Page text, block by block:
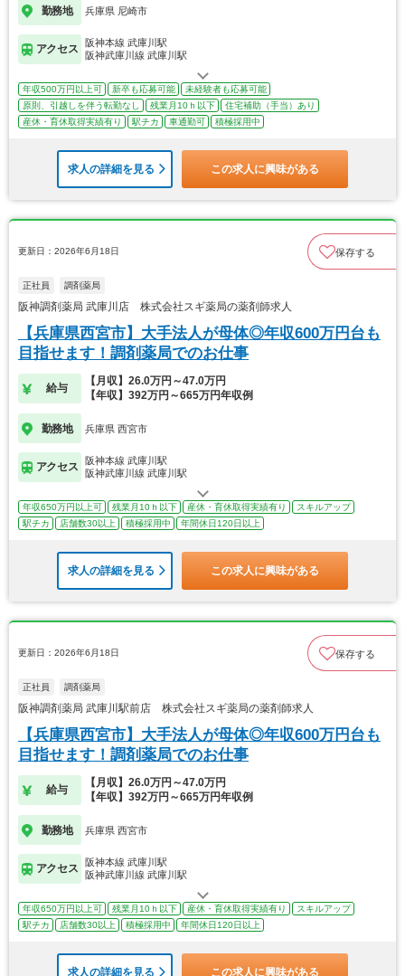
勤務地 兵庫県 尼崎市
アクセス
阪神本線 武庫川駅
阪神武庫川線 武庫川駅
年収500万円以上可 新卒も応募可能
未経験者も応募可能
原則、引越しを伴う転勤なし
残業月10ｈ以下
住宅補助（手当）あり
産休・育休取得実績有り
駅チカ 車通勤可 積極採用中
求人の詳細を見る この求人に興味がある
更新日：2026年6月18日 保存する
正社員 調剤薬局
阪神調剤薬局 武庫川店 株式会社スギ薬局の薬剤師求人
【兵庫県西宮市】大手法人が母体◎年収600万円台も
目指せます！調剤薬局でのお仕事
給与
【月収】26.0万円～47.0万円
【年収】392万円～665万円年収例
勤務地 兵庫県 西宮市
アクセス
阪神本線 武庫川駅
阪神武庫川線 武庫川駅
年収650万円以上可 残業月10ｈ以下 産休・育休取得実績有り
スキルアップ
駅チカ
店舗数30以上 積極採用中 年間休日120日以上
求人の詳細を見る この求人に興味がある
更新日：2026年6月18日 保存する
正社員 調剤薬局
阪神調剤薬局 武庫川駅前店 株式会社スギ薬局の薬剤師求人
【兵庫県西宮市】大手法人が母体◎年収600万円台も
目指せます！調剤薬局でのお仕事
給与
【月収】26.0万円～47.0万円
【年収】392万円～665万円年収例
勤務地 兵庫県 西宮市
アクセス
阪神本線 武庫川駅
阪神武庫川線 武庫川駅
年収650万円以上可 残業月10ｈ以下 産休・育休取得実績有り
スキルアップ
駅チカ
店舗数30以上 積極採用中 年間休日120日以上
求人の詳細を見る この求人に興味がある